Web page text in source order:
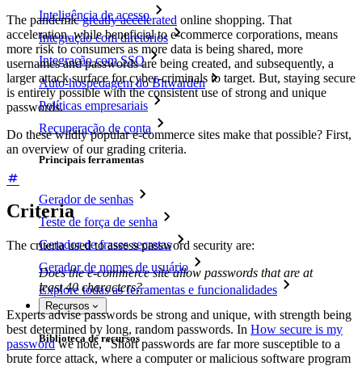
Inteligência de acesso
Integração com diretórios
Integração com SSO
Auto-hospedagem do Bitwarden
Políticas empresariais
Recuperação de conta
Principais ferramentas
Gerador de senhas
Teste de força de senha
Gerador de frases secretas
Gerador de nomes de usuário
Explore todas as ferramentas e funcionalidades
Recursos
Biblioteca de recursos
The pandemicgreatly accelerated online shopping. That
acceleration, while beneficial to e-commerce corporations, means
more risk to consumers as more data is being shared, more
usernames and passwords are being created, and subsequently, a
larger attack surface for cyber-criminals to target. But, staying secure
is entirely possible with the consistent use of strong and unique
passwords.
Do these wildly popular e-commerce sites make that possible? First,
an overview of our grading criteria.
Criteria
The criteria used to assess password security are:
Does the e-commerce site allow passwords that are at
least 40 characters?
Experts advise passwords be strong and unique, with strength being
best determined by long, random passwords. In How secure is my
passwordwe note, "Short passwords are far more susceptible to a
brute force attack, where a computer or malicious software program